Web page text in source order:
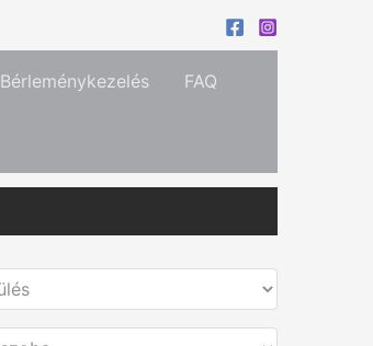
Bérleménykezelés FAQ